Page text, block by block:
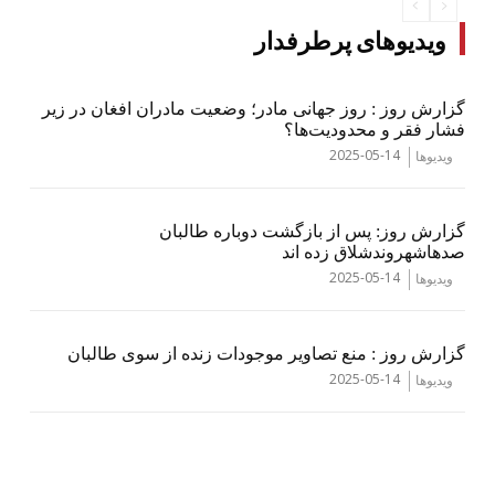
ویدیوهای پرطرفدار
گزارش روز : روز جهانی مادر؛ وضعیت مادران افغان در زیر
فشار فقر و محدودیت‌ها؟
ویدیوها 2025-05-14
گزارش روز: پس از بازگشت دوباره طالبان
صدهاشهروندشلاق زده اند
ویدیوها 2025-05-14
گزارش روز : منع تصاویر موجودات زنده از سوی طالبان
ویدیوها 2025-05-14